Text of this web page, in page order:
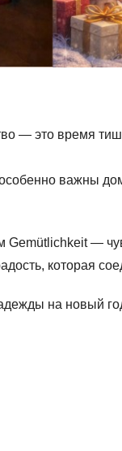
— это время
важны
Gemütlichkeit —
которая
на новый